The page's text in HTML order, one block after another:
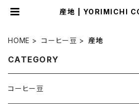
産地 | YORIMICHI
HOME コーヒー豆 産地
CATEGORY
コーヒー豆